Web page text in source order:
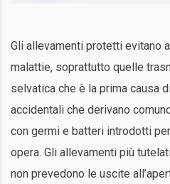
Gli allevamenti protetti evitano
malattie, soprattutto quelle
selvatica che è la prima causa
accidentali che derivano
con germi e batteri introdotti
opera. Gli allevamenti più
non prevedono le uscite